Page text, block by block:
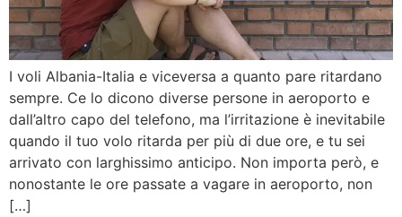
I voli Albania-Italia e viceversa a quanto pare ritardano
sempre. Ce lo dicono diverse persone in aeroporto e
dall’altro capo del telefono, ma l’irritazione è inevitabile
quando il tuo volo ritarda per più di due ore, e tu sei
arrivato con larghissimo anticipo. Non importa però, e
nonostante le ore passate a vagare in aeroporto, non
[…]